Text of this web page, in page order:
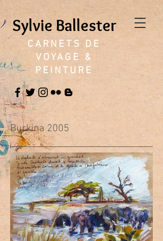
Sylvie Ballester
CARNETS DE
VOYAGE &
PEINTURE
Burkina 2005